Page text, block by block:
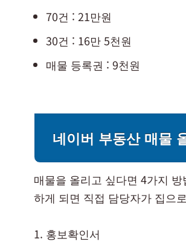
70건 : 21만원
30건 : 16만 5천원
매물 등록권 : 9천원
네이버 부동산 매물
매물을 올리고 싶다면 4가지
하게 되면 직접 담당자가 집으
홍보확인서